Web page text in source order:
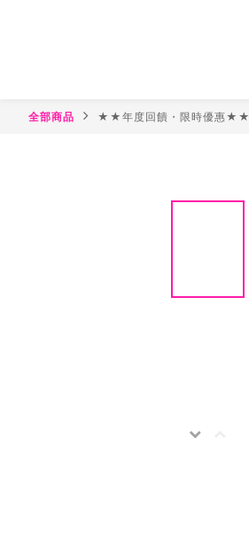
全部商品 ★★年度回饋・限時優惠★★